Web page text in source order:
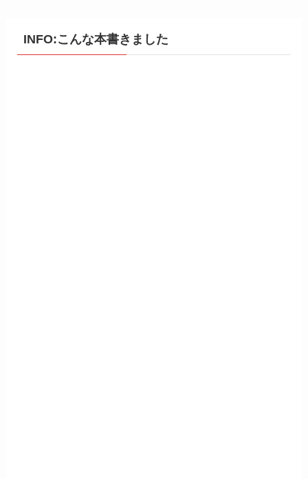
INFO:こんな本書きました